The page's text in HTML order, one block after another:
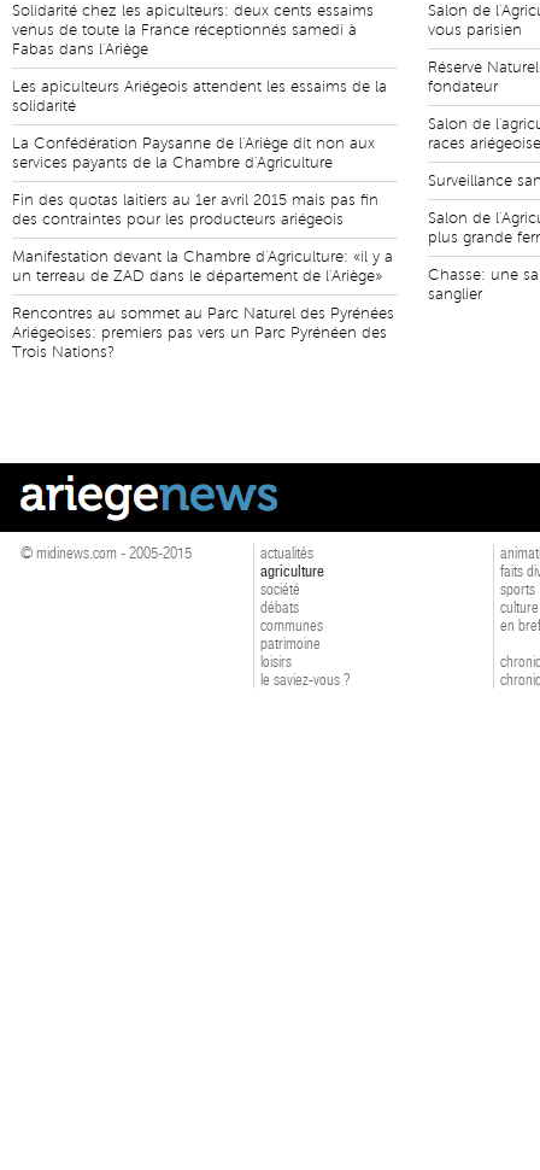
Solidarité chez les apiculteurs: deux cents essaims
venus de toute la France réceptionnés samedi à
Fabas dans l'Ariège
Les apiculteurs Ariégeois attendent les essaims de la
solidarité
La Confédération Paysanne de l'Ariège dit non aux
services payants de la Chambre d'Agriculture
Fin des quotas laitiers au 1er avril 2015 mais pas fin
des contraintes pour les producteurs ariégeois
Manifestation devant la Chambre d'Agriculture: «il y a
un terreau de ZAD dans le département de l'Ariège»
Rencontres au sommet au Parc Naturel des Pyrénées
Ariégeoises: premiers pas vers un Parc Pyrénéen des
Trois Nations?
Salon de
vous parisien
Réserve
fondateur
Salon de
races
Surveillance
Salon de
plus grande
Chasse: une
sanglier
© midinews.com - 2005-2015
actualités
agriculture
société
débats
communes
patrimoine
loisirs
le saviez-vous ?
faits
sports
culture
en bref